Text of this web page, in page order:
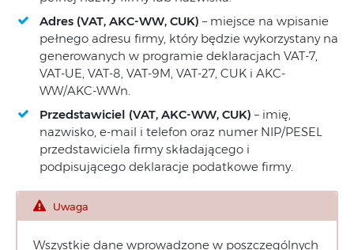
Adres (VAT, AKC-WW, CUK) – miejsce na wpisanie
pełnego adresu firmy, który będzie wykorzystany na
generowanych w programie deklaracjach VAT-7,
VAT-UE, VAT-8, VAT-9M, VAT-27, CUK i AKC-
WW/AKC-WWn.
Przedstawiciel (VAT, AKC-WW, CUK) – imię,
nazwisko, e-mail i telefon oraz numer NIP/PESEL
przedstawiciela firmy składającego i
podpisującego deklaracje podatkowe firmy.
Uwaga
Wszystkie dane wprowadzone w poszczególnych